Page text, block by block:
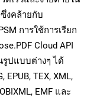
งคล้ายกับ
การใช้การเรียก
Cloud API
รูปแบบต่างๆ ได้
TEX, XML,
EMF และ